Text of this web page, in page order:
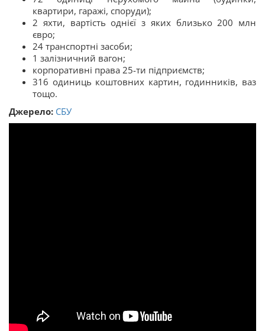
квартири, гаражі, споруди);
2 яхти, вартість однієї з яких близько 200 млн
євро;
24 транспортні засоби;
1 залізничний вагон;
корпоративні права 25-ти підприємств;
316 одиниць коштовних картин, годинників, ваз
тощо.
Джерело: СБУ